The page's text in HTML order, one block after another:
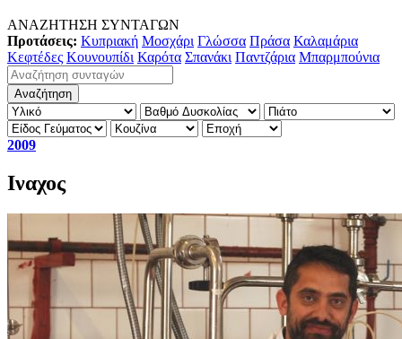
ΑΝΑΖΗΤΗΣΗ ΣΥΝΤΑΓΩΝ
Προτάσεις: Κυπριακή Μοσχάρι Γλώσσα Πράσα Καλαμάρια
Κεφτέδες Κουνουπίδι Καρότα Σπανάκι Παντζάρια Μπαρμπούνια
2009
Ιναχος